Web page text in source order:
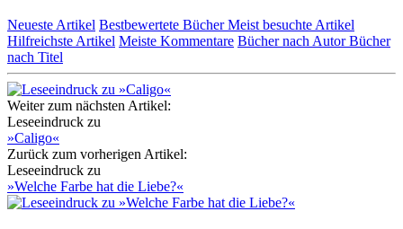
Neueste Artikel Bestbewertete BücherMeist besuchte Artikel
Hilfreichste Artikel Meiste Kommentare Bücher nach AutorBücher
nach Titel
Weiter zum nächsten Artikel:
Leseeindruck zu
»Caligo«
Zurück zum vorherigen Artikel:
Leseeindruck zu
»Welche Farbe hat die Liebe?«